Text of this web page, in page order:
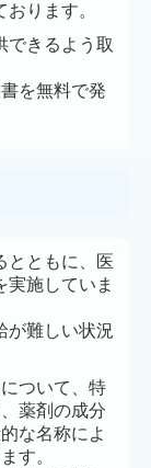
ります。
できるよう取
を無料で発
とともに、医
実施していま
が難しい状況
ついて、特
薬剤の成分
な名称によ
す。